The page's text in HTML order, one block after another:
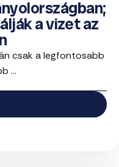
a vizet az
csak a legfontosabb
...